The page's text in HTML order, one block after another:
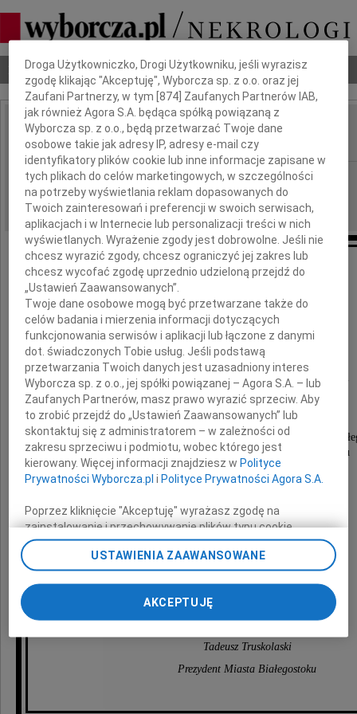
Nekrologi Odeszli Poradnik pogrzebowy
IMIĘ I NAZWISKO: Robert Jan Panek
REGION: Białystok
DATA EMISJI: 27.11.2020
wiadomość o śmierci
Pana
Roberta Jana Panka
Laureata Nagrody Artystycznej Prezydenta Miasta
Muzyka, kompozytora białostockiego hejnału
Rodzinie i Bliskim
pragnę złożyć szczere kondolencje.
Tadeusz Truskolaski
Prezydent Miasta Białegostoku
Dbamy o Twoją prywatność
Droga Użytkowniczko, Drogi Użytkowniku, jeśli wyrazisz
zgodę klikając "Akceptuję", Wyborcza sp. z o.o. oraz jej
Zaufani Partnerzy, w tym [874] Zaufanych Partnerów IAB,
jak również Agora S.A. będąca spółką powiązaną z
Wyborcza sp. z o.o., będą przetwarzać Twoje dane
osobowe takie jak adresy IP, adresy e-mail czy
identyfikatory plików cookie lub inne informacje zapisane w
tych plikach do celów marketingowych, w szczególności
na potrzeby wyświetlania reklam dopasowanych do
Twoich zainteresowań i preferencji w swoich serwisach,
aplikacjach i w Internecie lub personalizacji treści w nich
wyświetlanych. Wyrażenie zgody jest dobrowolne. Jeśli nie
chcesz wyrazić zgody, chcesz ograniczyć jej zakres lub
chcesz wycofać zgodę uprzednio udzieloną przejdź do
„Ustawień Zaawansowanych”.
Twoje dane osobowe mogą być przetwarzane także do
celów badania i mierzenia informacji dotyczących
funkcjonowania serwisów i aplikacji lub łączone z danymi
dot. świadczonych Tobie usług. Jeśli podstawą
przetwarzania Twoich danych jest uzasadniony interes
Wyborcza sp. z o.o., jej spółki powiązanej – Agora S.A. – lub
Zaufanych Partnerów, masz prawo wyrazić sprzeciw. Aby
to zrobić przejdź do „Ustawień Zaawansowanych” lub
skontaktuj się z administratorem – w zależności od
zakresu sprzeciwu i podmiotu, wobec którego jest
kierowany. Więcej informacji znajdziesz wPolityce
Prywatności Wyborcza.pl iPolityce Prywatności Agora S.A.
Poprzez kliknięcie "Akceptuję" wyrażasz zgodę na
zainstalowanie i przechowywanie plików typu cookie
Wyborczej sp. z o. o. jej Zaufanych Partnerów i Agora S.A.
na Twoim urządzeniu końcowym. Możesz też w każdej
chwili zmienić swoje preferencje dot. plików cookie,
ponownie wywołując narzędzie do zarządzania Twoimi
preferencjami dot. przetwarzania danych poprzez
odnośnik „Ustawienia prywatności” w stopce serwisu i
przechodząc do sekcji „Ustawienia zaawansowane”.
Zmiana ustawień plików cookie możliwa jest także za
pomocą ustawień przeglądarki.
USTAWIENIA ZAAWANSOWANE
AKCEPTUJĘ